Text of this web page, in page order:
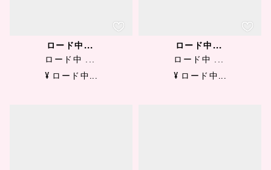
ロード中...
ロード中 ...
¥ ロード中...
ロード中...
ロード中 ...
¥ ロード中...